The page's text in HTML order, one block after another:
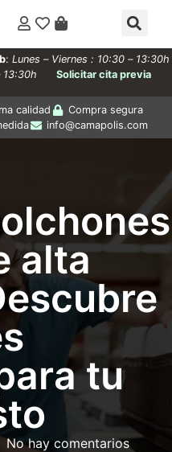
: Lunes – Viernes : 10:30 – 13:30h
13:30h
Solicitar cita previa
calidad
Compra segura
info@camapolis.com
alta
tu
No hay comentarios